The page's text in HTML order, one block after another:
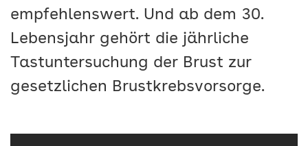
empfehlenswert. Und ab dem 30.
Lebensjahr gehört die jährliche
Tastuntersuchung der Brust zur
gesetzlichen Brustkrebsvorsorge.